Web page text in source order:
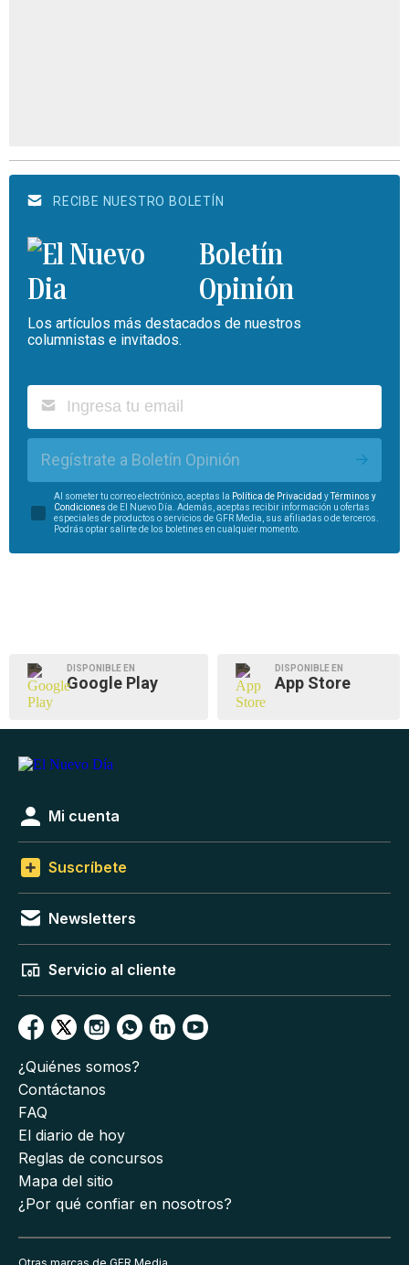
RECIBE NUESTRO BOLETÍN
Boletín
Opinión
Los artículos más destacados de nuestros
columnistas e invitados.
Regístrate a Boletín Opinión
Al someter tu correo electrónico, aceptas la Política de Privacidad yTérminos y
Condiciones de El Nuevo Día. Además, aceptas recibir información u ofertas
especiales de productos o servicios de GFR Media, sus afiliadas o de terceros.
Podrás optar salirte de los boletines en cualquier momento.
DISPONIBLE EN
Google Play
DISPONIBLE EN
App Store
Mi cuenta
Suscríbete
Newsletters
Servicio al cliente
¿Quiénes somos?
Contáctanos
FAQ
El diario de hoy
Reglas de concursos
Mapa del sitio
¿Por qué confiar en nosotros?